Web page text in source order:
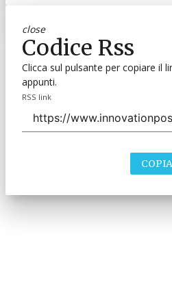
close
Codice Rss
Clicca sul pulsante per copiare il
appunti.
RSS link